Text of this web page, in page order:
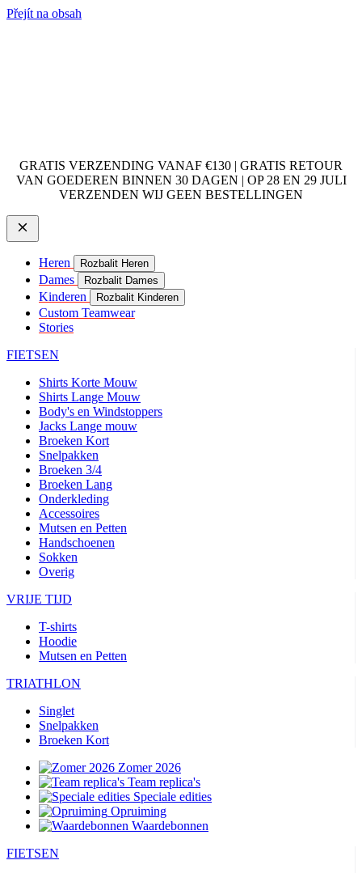
Přejít na obsah
GRATIS VERZENDING VANAF €130 | GRATIS RETOUR
VAN GOEDEREN BINNEN 30 DAGEN | OP 28 EN 29 JULI
VERZENDEN WIJ GEEN BESTELLINGEN
Heren Rozbalit Heren
Dames Rozbalit Dames
Kinderen Rozbalit Kinderen
Custom Teamwear
Stories
FIETSEN
Shirts Korte Mouw
Shirts Lange Mouw
Body's en Windstoppers
Jacks Lange mouw
Broeken Kort
Snelpakken
Broeken 3/4
Broeken Lang
Onderkleding
Accessoires
Mutsen en Petten
Handschoenen
Sokken
Overig
VRIJE TIJD
T-shirts
Hoodie
Mutsen en Petten
TRIATHLON
Singlet
Snelpakken
Broeken Kort
Zomer 2026
Team replica's
Speciale edities
Opruiming
Waardebonnen
FIETSEN